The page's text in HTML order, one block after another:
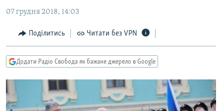
основної
навігації
Перейти
до
пошуку
ЕКОНОМІКА
СУСПІЛЬСТВО
СВІТ
РОСІЙСЬКА «ФІЛЬТРАЦІЯ»
ДОНБАС.РЕАЛІЇ
ТИ ЯК?
КИТАЙ.ВИКЛИКИ
07 грудня 2018, 14:03
Поділитись Читати без VPN
Додати Радіо Свобода як бажане джерело в Google